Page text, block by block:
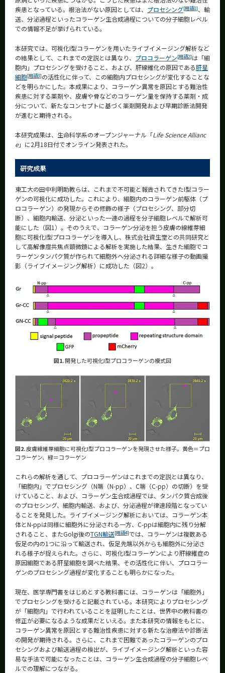
疾患となっている。根治法がない原因としては、 プロセシング[用語1]、輸
送、分泌過程といったコラーゲン生合成過程についての分子細胞レベル
での情報不足が挙げられている。
本研究では、可視化I型コラーゲンを用いたライブイメージング解析など
の結果として、これまでの定説とは異なり、 プロコラーゲン[用語2]は「細
胞内」プロセシングを受けること、および、肝線維化の原因である肝星
細胞[用語3]の活性化に伴って、この細胞内プロセシングが変化することな
どを明らかにした。本成果により、コラーゲン異常を原因とする難治性
疾患に対する薬剤や、皮膚や骨などのコラーゲン量を保持する薬剤・成
分について、新たなコンセプトに基づく薬剤開発および早期診断法開発
が進むと期待される。
本研究成果は、生命科学系のオープンジャーナル「Life Science Allianc
e」に2月18日付でオンライン発表された。
研究成果
東工大の田中利明助教らは、これまで不可能と報告されてきたI型コラー
ゲンの可視化に成功した。これにより、細胞内のコラーゲン前駆体（プ
ロコラーゲン）の発現からその修飾の様子（プロセシング、部分切
断）、細胞内輸送、分泌といった一連の過程を分子細胞レベルで解析可
能にした（図1）。そのうえで、コラーゲン分泌を担う皮膚の線維芽細
胞に可視化I型プロコラーゲンを導入し、株式会社資生堂との共同研究と
して高解像度共焦点顕微鏡による解析を実施した結果、生きた細胞でコ
ラーゲンタンパク質が作られて細胞外へ分泌される詳細な様子の動画撮
影（ライブイメージング解析）に成功した（図2）。
図1.開発した可視化I型プロコラーゲンの模式図
図2.皮膚線維芽細胞に可視化I型プロコラーゲンを発現させた様子。黄色＝プロ
コラーゲン、緑＝コラーゲン
これらの解析を通して、プロコラーゲンはこれまでの定説とは異なり、
「細胞内」でプロセシング（N端（N-pp）、C端（C-pp）の切断）を受
けていること、および、コラーゲン生合成過程では、タンパク質合成後
のプロセシング、細胞内輸送、および、分泌過程が律速段階となってい
ることを発見した。ライブイメージング解析においては、コラーゲン本
体とN-ppは同様に細胞外に分泌される一方、C-ppは細胞内に残り分解
されること、またGolgi後のTGN輸送[用語4]では、コラーゲンは複数ある
仮足の内の1つに沿って輸送され、仮足先端以外からも細胞外に分泌さ
れる様子が捉えられた。さらに、可視化I型コラーゲンにより肝線維症の
原因細胞である肝星細胞を調べた結果、その活性化に伴い、プロコラー
ゲンのプロセシング過程が変化することも明らかになった。
現在、医学専門書をはじめとする教科書には、コラーゲンは「細胞外」
でプロセシングを受けると記載されている。本研究によりプロセシング
が「細胞内」で行われていることを証明したことは、世界中の教科書の
修正が必要になるような成果だといえる。また本研究の情報をもとに、
コラーゲン異常を原因とする難治性疾患に対する新たな治療法や診断法
の開発が期待される。さらに、これまで困難であったコラーゲンのプロ
セシングおよび輸送過程の検出が、ライブイメージング解析といった容
易な手法で可能になったことは、コラーゲン生合成過程の分子細胞レベ
ルでの理解につながる。
学内向け情報
CLOSE